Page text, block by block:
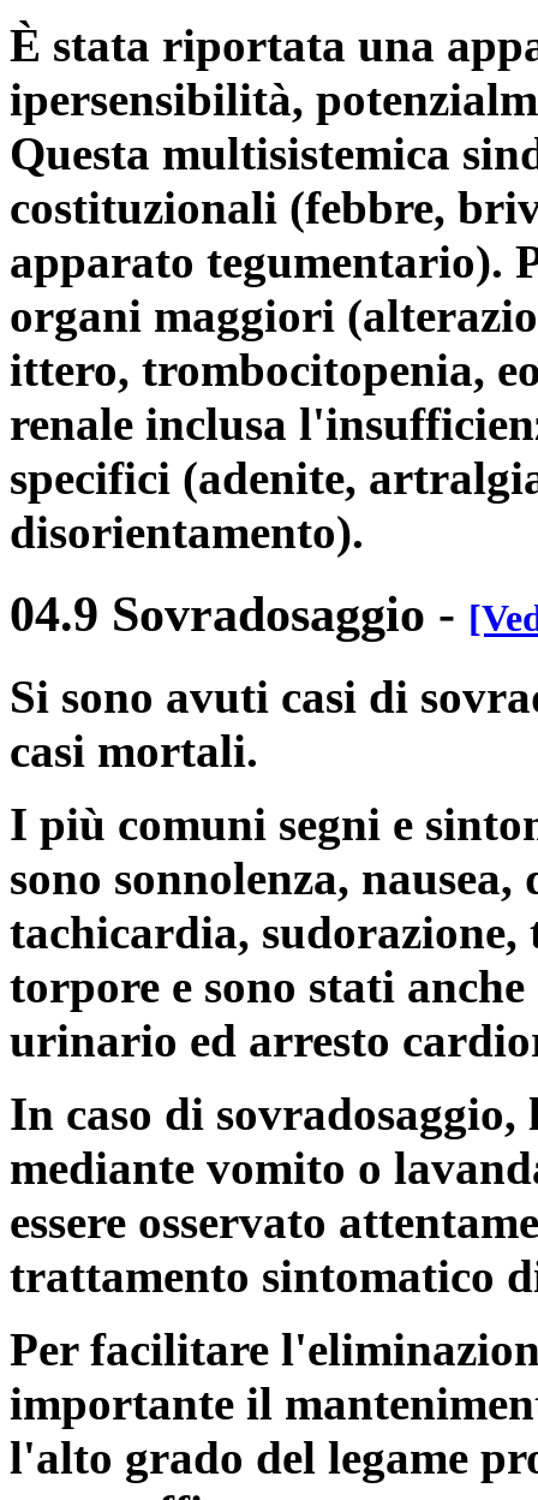
È stata riportata una
ipersensibilità,
Questa multisistemica
costituzionali (febbre,
apparato tegumentario).
organi maggiori
ittero, trombocitopenia,
renale inclusa
specifici (adenite,
disorientamento).
04.9 Sovradosaggio -
Si sono avuti casi di
casi mortali.
I più comuni segni e
sono sonnolenza,
tachicardia,
torpore e sono stati
urinario ed arresto
In caso di sovradosaggio,
mediante vomito o
essere osservato
trattamento sintomatico
Per facilitare
importante il
l'alto grado del legame